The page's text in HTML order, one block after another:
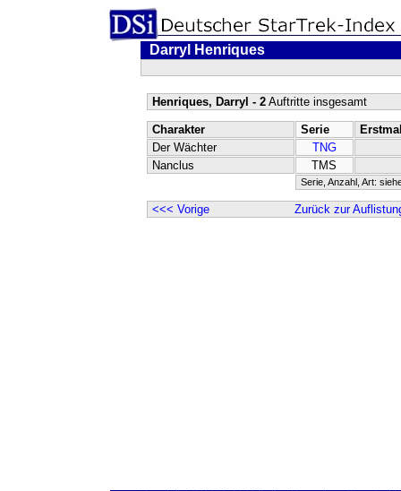
Darryl Henriques
Henriques, Darryl - 2Auftritte insgesamt
Charakter Serie
Der Wächter
TNG
Nanclus
TMS
Serie, Anzahl, Art:
<<< Vorige Zurück zur